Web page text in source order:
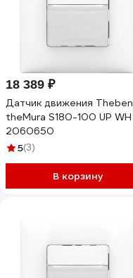
18 389 ₽
Датчик движения Theben
theMura S180-100 UP WH
2060650
5(3)
В корзину